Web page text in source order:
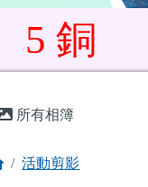
內容區域
所有相簿
回首頁
活動剪影